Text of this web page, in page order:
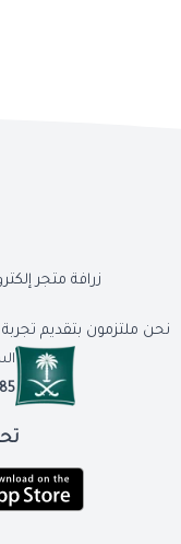
زرافة متجر
نحن ملتزمون بتقديم تجربة